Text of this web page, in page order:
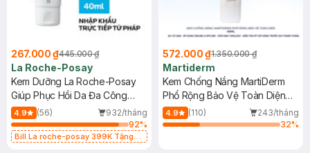
267.000 ₫445.000 ₫
La Roche-Posay
Kem Dưỡng La Roche-Posay
Giúp Phục Hồi Da Đa Công
Dụng 40ml
4.9 (56)
932/tháng
92%
Bill La roche-posay 399K Tặng
572.000 ₫1.350.000 ₫
Martiderm
Kem Chống Nắng MartiDerm
Phổ Rộng Bảo Vệ Toàn Diện
40ml
4.9 (110)
243/tháng
32%